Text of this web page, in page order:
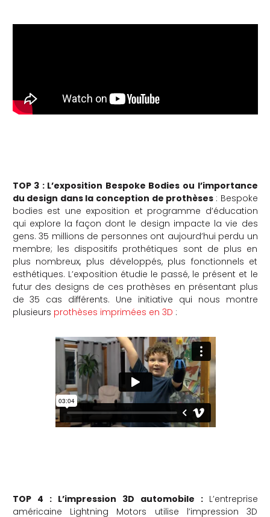
TOP 3 : L’exposition Bespoke Bodies ou l’importance
du design dans la conception de prothèses : Bespoke
bodies est une exposition et programme d’éducation
qui explore la façon dont le design impacte la vie des
gens. 35 millions de personnes ont aujourd’hui perdu un
membre; les dispositifs prothétiques sont de plus en
plus nombreux, plus développés, plus fonctionnels et
esthétiques. L’exposition étudie le passé, le présent et le
futur des designs de ces prothèses en présentant plus
de 35 cas différents. Une initiative qui nous montre
plusieurs prothèses imprimées en 3D :
TOP 4 : L’impression 3D automobile : L’entreprise
américaine Lightning Motors utilise l’impression 3D